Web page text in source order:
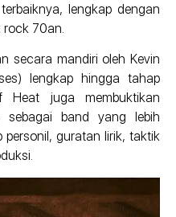
lengkap dengan
70an.
secara mandiri oleh Kevin
lengkap hingga tahap
Heat juga membuktikan
sebagai band yang lebih
personil, guratan lirik, taktik